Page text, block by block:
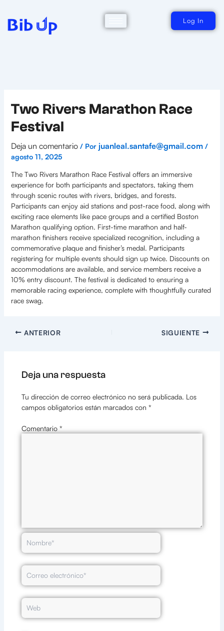
contenido
Log In
Two Rivers Marathon Race
Festival
Deja un comentario / Por juanleal.santafe@gmail.com /
agosto 11, 2025
The Two Rivers Marathon Race Festival offers an immersive
experience for both participants and spectators, taking them
through scenic routes with rivers, bridges, and forests.
Participants can enjoy aid stations and post-race food, along with
exciting race elements like pace groups and a certified Boston
Marathon qualifying option. First-time marathon and half-
marathon finishers receive specialized recognition, including a
commemorative plaque and finisher’s medal. Participants
registering for multiple events should sign up twice. Discounts on
accommodations are available, and service members receive a
10% entry discount. The festival is dedicated to ensuring a
memorable racing experience, complete with thoughtfully curated
race swag.
ANTERIOR SIGUIENTE
Deja una respuesta
Tu dirección de correo electrónico no será publicada. Los
campos obligatorios están marcados con *
Comentario *
Nombre*
Correo
electrónico*
Web